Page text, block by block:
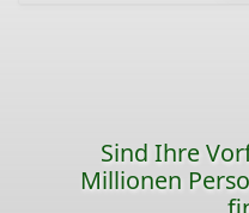
Sind Ihre
Millionen